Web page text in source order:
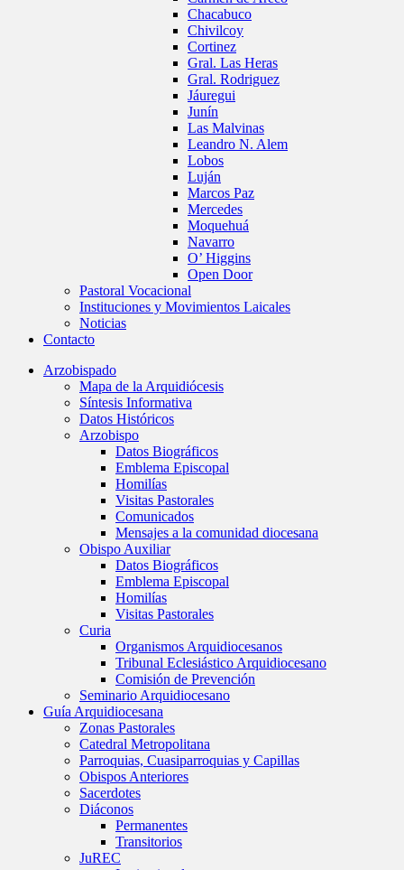
Chacabuco
Chivilcoy
Cortinez
Gral. Las Heras
Gral. Rodriguez
Jáuregui
Junín
Las Malvinas
Leandro N. Alem
Lobos
Luján
Marcos Paz
Mercedes
Moquehuá
Navarro
O’ Higgins
Open Door
Pastoral Vocacional
Instituciones y Movimientos Laicales
Noticias
Contacto
Arzobispado
Mapa de la Arquidiócesis
Síntesis Informativa
Datos Históricos
Arzobispo
Datos Biográficos
Emblema Episcopal
Homilías
Visitas Pastorales
Comunicados
Mensajes a la comunidad diocesana
Obispo Auxiliar
Datos Biográficos
Emblema Episcopal
Homilías
Visitas Pastorales
Curia
Organismos Arquidiocesanos
Tribunal Eclesiástico Arquidiocesano
Comisión de Prevención
Seminario Arquidiocesano
Guía Arquidiocesana
Zonas Pastorales
Catedral Metropolitana
Parroquias, Cuasiparroquias y Capillas
Obispos Anteriores
Sacerdotes
Diáconos
Permanentes
Transitorios
JuREC